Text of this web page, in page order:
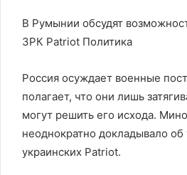
В Румынии обсудят
ЗРК Patriot Политика
Россия осуждает военные
полагает, что они лишь
могут решить его исхода.
неоднократно докладывало
украинских Patriot.